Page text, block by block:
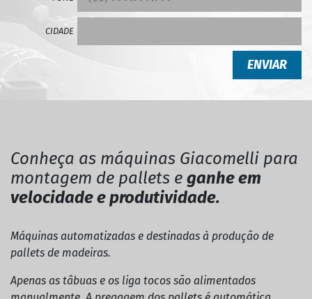
CIDADE
ENVIAR
Conheça as máquinas Giacomelli para
montagem de pallets e ganhe em
velocidade e produtividade.
Máquinas automatizadas e destinadas à produção de
pallets de madeiras.
Apenas as tâbuas e os liga tocos são alimentados